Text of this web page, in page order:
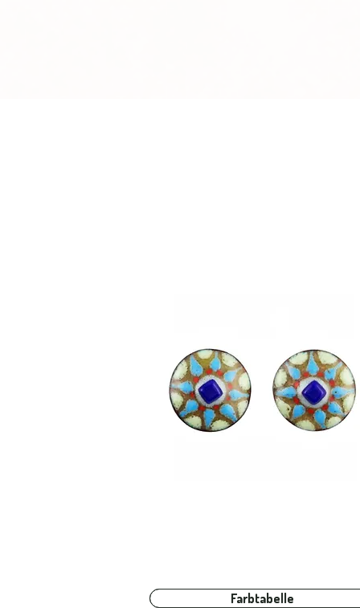
Farbtabelle
Farbtabelle